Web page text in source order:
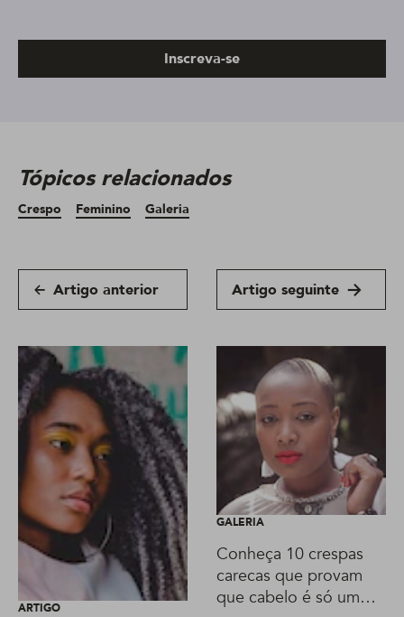
Inscreva-se
Tópicos relacionados
Crespo Feminino Galeria
Artigo anterior Artigo seguinte
ARTIGO
GALERIA
Conheça 10 crespas
carecas que provam
que cabelo é só um